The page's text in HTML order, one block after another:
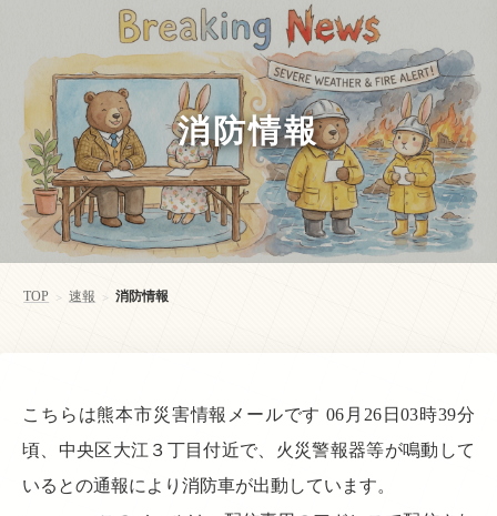
消防情報
TOP > 速報 > 消防情報
こちらは熊本市災害情報メールです 06月26日03時39分
頃、中央区大江３丁目付近で、火災警報器等が鳴動して
いるとの通報により消防車が出動しています。